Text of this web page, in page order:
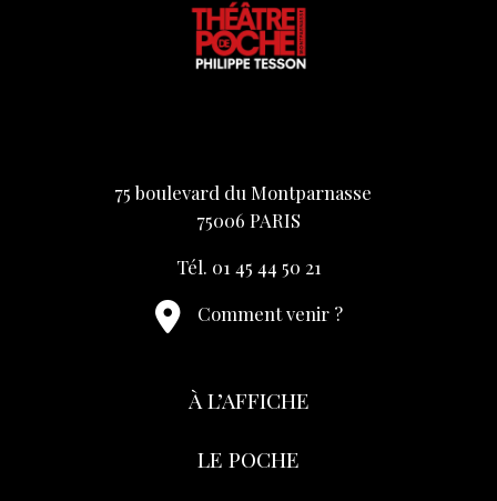
75 boulevard du Montparnasse
75006 PARIS
Tél. 01 45 44 50 21
Comment venir ?
À L’AFFICHE
LE POCHE